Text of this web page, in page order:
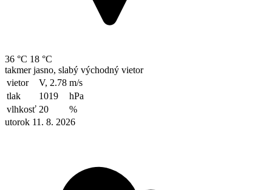
36 °C 18 °C
takmer jasno, slabý východný vietor
vietor
V, 2.78 m/s
tlak
1019
hPa
vlhkosť 20
%
utorok 11. 8. 2026